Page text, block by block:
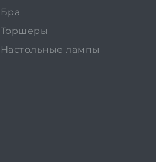
Бра
Торшеры
Настольные лампы